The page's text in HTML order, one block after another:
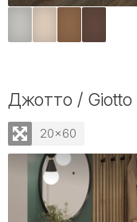
Джотто / Giotto
20x60